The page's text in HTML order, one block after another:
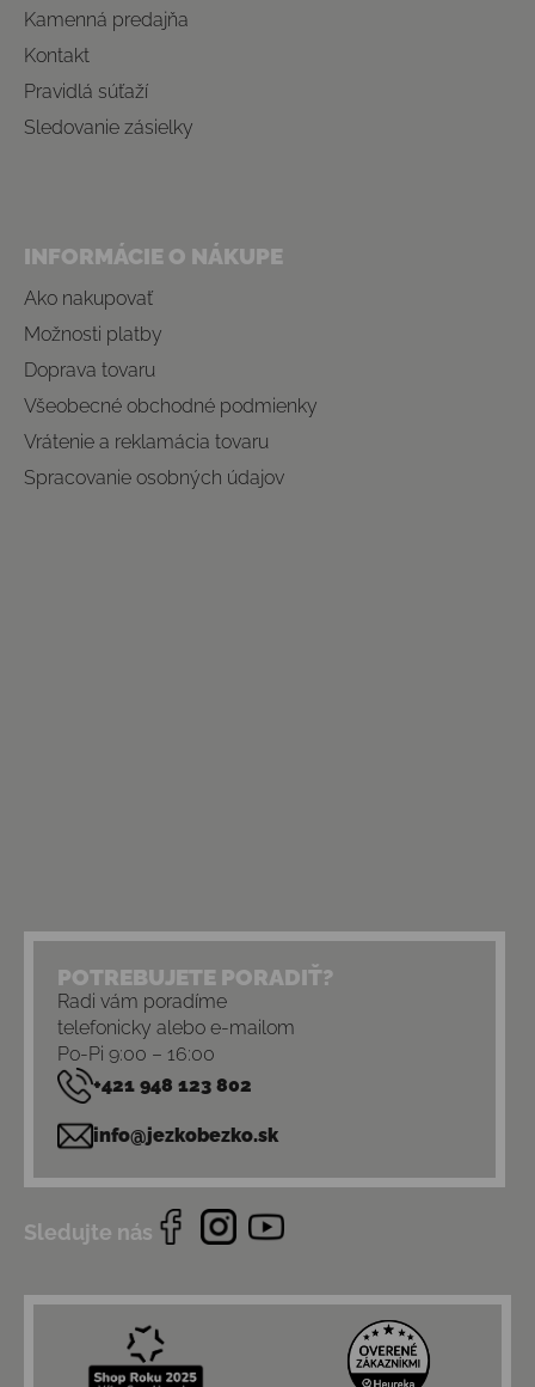
Kamenná predajňa
Kontakt
Pravidlá súťaží
Sledovanie zásielky
INFORMÁCIE O NÁKUPE
Ako nakupovať
Možnosti platby
Doprava tovaru
Všeobecné obchodné podmienky
Vrátenie a reklamácia tovaru
Spracovanie osobných údajov
POTREBUJETE PORADIŤ?
Radi vám poradíme
telefonicky alebo e-mailom
Po-Pi 9:00 – 16:00
+421 948 123 802
info@jezkobezko.sk
Sledujte nás